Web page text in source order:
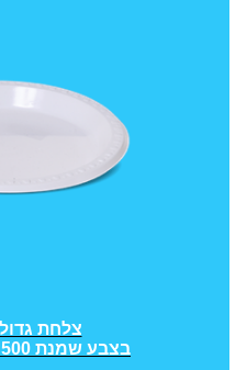
צלחת
בצבע שמנת 500 יחידות בחבילה